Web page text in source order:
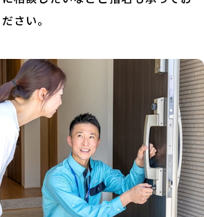
さい。